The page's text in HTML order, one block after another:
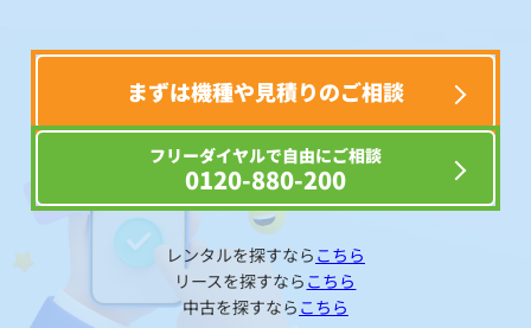
まずは機種や見積りのご相談
フリーダイヤルで自由にご相談
0120-880-200
レンタルを探すなら こちら
リースを探すなら こちら
中古を探すなら こちら